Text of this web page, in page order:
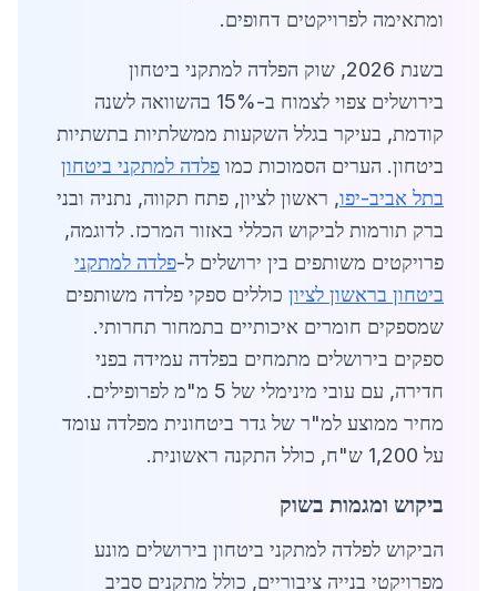
ומתאימה לפרויקטים דחופים.
בשנת 2026, שוק הפלדה למתקני ביטחון
בירושלים צפוי לצמוח ב-15% בהשוואה לשנה
קודמת, בעיקר בגלל השקעות ממשלתיות בתשתיות
ביטחון. הערים הסמוכות כמו פלדה למתקני ביטחון
בתל אביב-יפו, ראשון לציון, פתח תקווה, נתניה ובני
ברק תורמות לביקוש הכללי באזור המרכז. לדוגמה,
פרויקטים משותפים בין ירושלים ל-פלדה למתקני
ביטחון בראשון לציון כוללים ספקי פלדה משותפים
שמספקים חומרים איכותיים בתמחור תחרותי.
ספקים בירושלים מתמחים בפלדה עמידה בפני
חדירה, עם עובי מינימלי של 5 מ"מ לפרופילים.
מחיר ממוצע למ"ר של גדר ביטחונית מפלדה עומד
על 1,200 ש"ח, כולל התקנה ראשונית.
ביקוש ומגמות בשוק
הביקוש לפלדה למתקני ביטחון בירושלים מונע
מפרויקטי בנייה ציבוריים, כולל מתקנים סביב